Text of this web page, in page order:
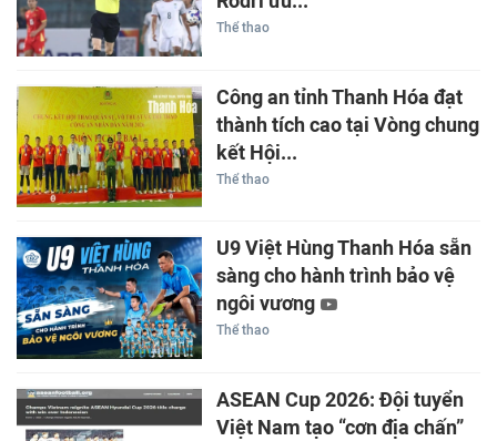
Thể thao
Công an tỉnh Thanh Hóa đạt
thành tích cao tại Vòng chung
kết Hội...
Thể thao
U9 Việt Hùng Thanh Hóa sẵn
sàng cho hành trình bảo vệ
ngôi vương
Thể thao
ASEAN Cup 2026: Đội tuyển
Việt Nam tạo “cơn địa chấn”